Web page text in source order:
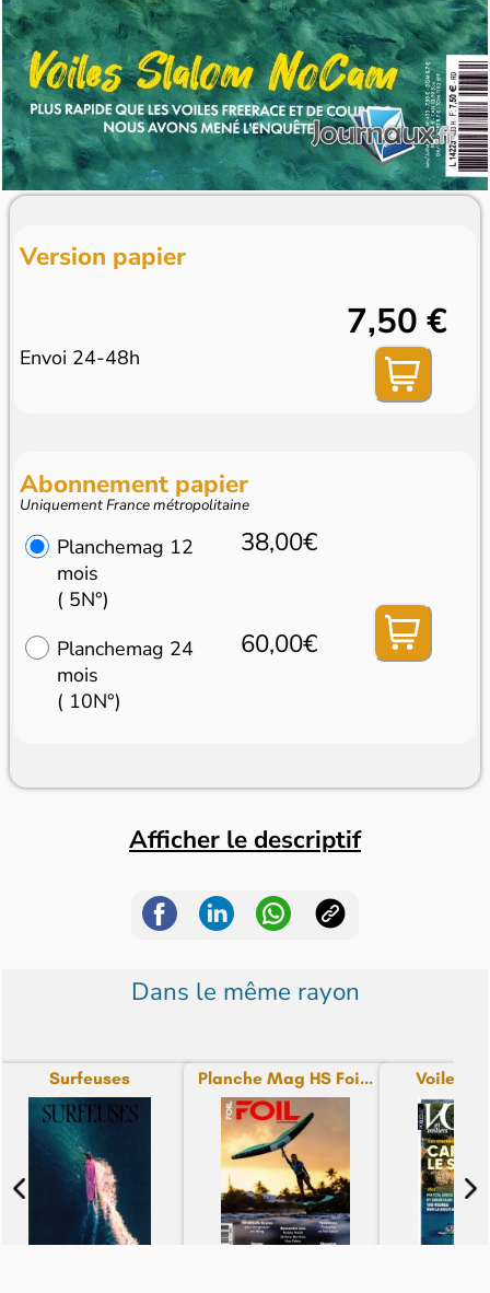
Version papier
Envoi 24-48h
7,50 €
Abonnement papier
Uniquement France métropolitaine
Planchemag 12
mois
( 5N°)
38,00€
Planchemag 24
mois
( 10N°)
60,00€
Afficher le descriptif
Dans le même rayon
Surfeuses Planche Mag HS Foi... Voiles et